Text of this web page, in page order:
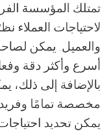
تمتلك المؤسسة
لاحتياجات العملاء
والعميل. يمكن
أسرع وأكثر دقة
بالإضافة إلى ذلك،
مخصصة تمامًا
يمكن تحديد